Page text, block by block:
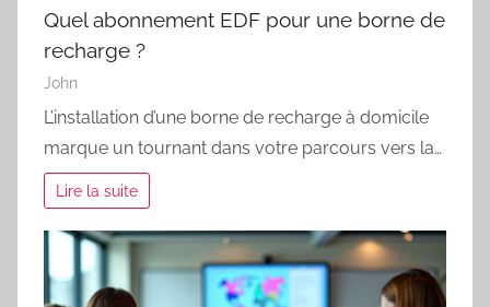
Quel abonnement EDF pour une borne de
recharge ?
John
L’installation d’une borne de recharge à domicile
marque un tournant dans votre parcours vers la…
Lire la suite